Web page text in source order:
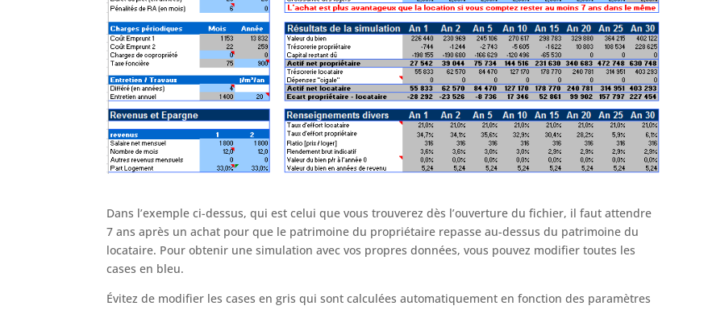
Dans l’exemple ci-dessus, qui est celui que vous trouverez dès l’ouverture du fichier, il faut attendre
7 ans après un achat pour que le patrimoine du propriétaire repasse au-dessus du patrimoine du
locataire. Pour obtenir une simulation avec vos propres données, vous pouvez modifier toutes les
cases en bleu.
Évitez de modifier les cases en gris qui sont calculées automatiquement en fonction des paramètres